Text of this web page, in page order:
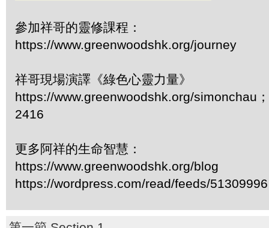
參加祥哥的靈修課程：
https://www.greenwoodshk.org/journey
祥哥現場演譯《綠色心靈力量》
https://www.greenwoodshk.org/
2416
更多阿祥的生命智慧：
https://www.greenwoodshk.org/blog
https://wordpress.com/read/feeds/51309996